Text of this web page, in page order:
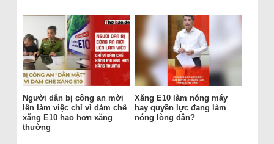
Người dân bị công an mời
lên làm việc chỉ vì dám chê
xăng E10 hao hơn xăng
thường
Xăng E10 làm nóng máy
hay quyền lực đang làm
nóng lòng dân?